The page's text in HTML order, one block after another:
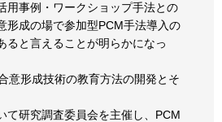
用事例・ワークショップ手法との
形成の場で参加型PCM手法導入の
ると言えることが明らかになっ
意形成技術の教育方法の開発とそ
て研究調査委員会を主催し、PCM